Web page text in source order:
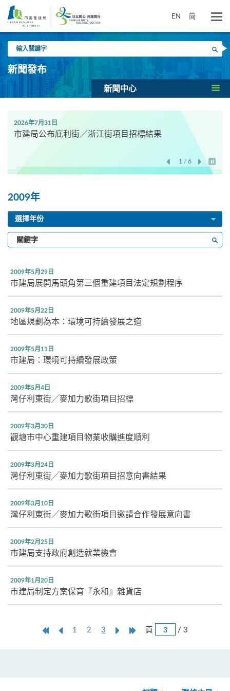
要
EN 简
入
關
鍵
搜尋
新聞發布
新聞中心
2026年7月31日
市建局公布庇利街／浙江街項目招標結果
1 / 6
開始/
2009年
選擇年份
輸
入
鍵
字
2009年5月29日
市建局展開馬頭角第三個重建項目法定規劃程序
2009年5月22日
地區規劃為本：環境可持續發展之道
2009年5月11日
市建局：環境可持續發展政策
2009年5月4日
灣仔利東街╱麥加力歌街項目招標
2009年3月30日
觀塘市中心重建項目物業收購進度順利
2009年3月24日
灣仔利東街╱麥加力歌街項目招意向書結果
2009年3月10日
灣仔利東街╱麥加力歌街項目邀請合作發展意向書
2009年2月25日
市建局支持政府創造就業機會
2009年1月20日
市建局制定方案保育『永和』雜貨店
第
上
1 2 3
NextLast頁 / 3